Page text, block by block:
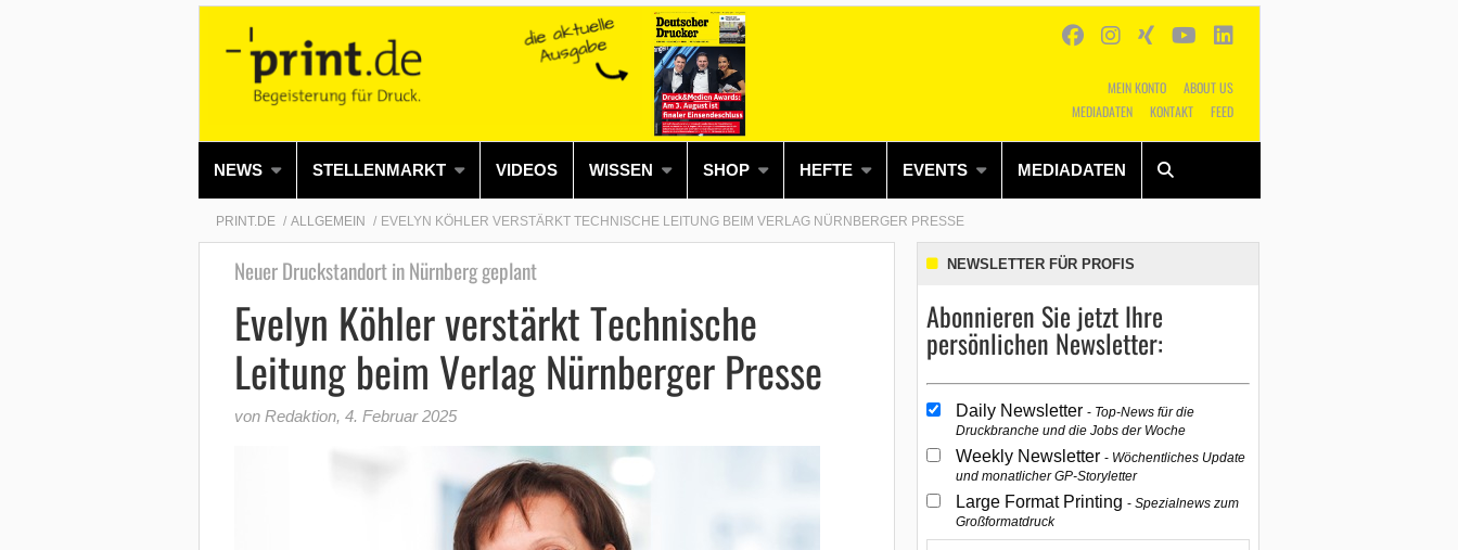
MEIN KONTO
ABOUT US
MEDIADATEN
KONTAKT FEED
NEWS STELLENMARKT VIDEOS WISSEN SHOP HEFTE EVENTS MEDIADATEN
Alles Shop SUCHEN
PRINT.DE ALLGEMEIN EVELYN KÖHLER VERSTÄRKT TECHNISCHE LEITUNG BEIM VERLAG NÜRNBERGER PRESSE
Neuer Druckstandort in Nürnberg geplant
Evelyn Köhler verstärkt Technische
Leitung beim Verlag Nürnberger Presse
von Redaktion, 4. Februar 2025
NEWSLETTER FÜR PROFIS
Abonnieren Sie jetzt Ihre
persönlichen Newsletter:
Daily Newsletter Top-News für die
Druckbranche und die Jobs der Woche
Weekly Newsletter Wöchentliches Update
und monatlicher GP-Storyletter
Large Format Printing Spezialnews zum
Großformatdruck